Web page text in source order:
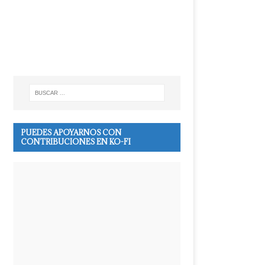
PUEDES APOYARNOS CON
CONTRIBUCIONES EN KO-FI